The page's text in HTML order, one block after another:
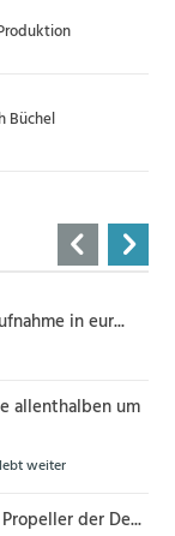
Büchel
in eur...
allenthalben um
weiter
der De...